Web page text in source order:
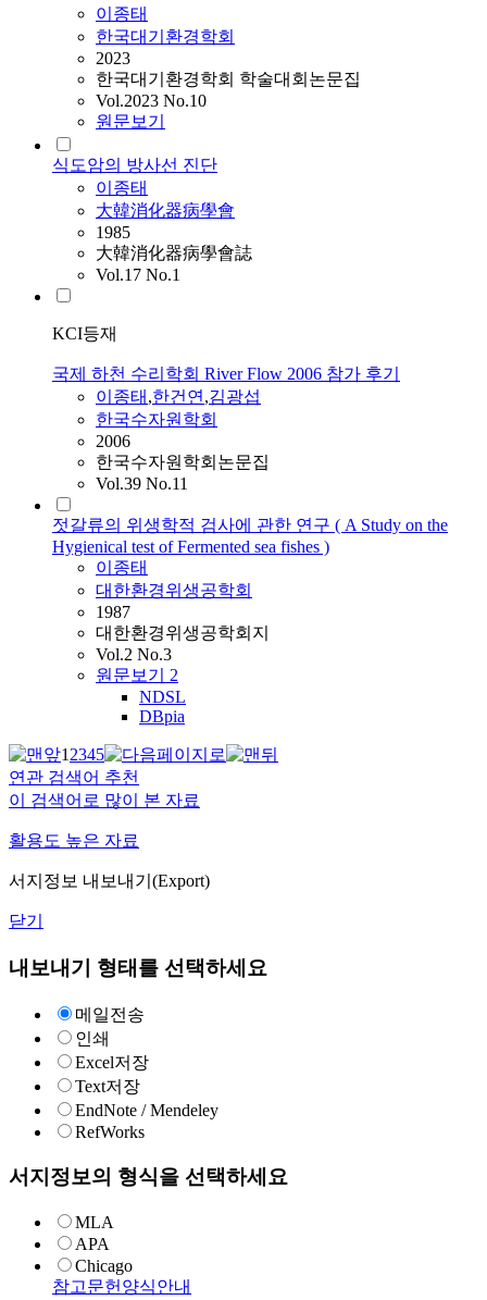
이종태
한국대기환경학회
2023
한국대기환경학회 학술대회논문집
Vol.2023 No.10
원문보기
식도암의 방사선 진단
이종태
大韓消化器病學會
1985
大韓消化器病學會誌
Vol.17 No.1
KCI등재
국제 하천 수리학회 River Flow 2006 참가 후기
이종태 ,한건연,김광섭
한국수자원학회
2006
한국수자원학회논문집
Vol.39 No.11
젓갈류의 위생학적 검사에 관한 연구 ( A Study on the
Hygienical test of Fermented sea fishes )
이종태
대한환경위생공학회
1987
대한환경위생공학회지
Vol.2 No.3
원문보기 2
NDSL
DBpia
12345
연관 검색어 추천
이 검색어로 많이 본 자료
활용도 높은 자료
서지정보 내보내기(Export)
닫기
내보내기 형태를 선택하세요
메일전송
인쇄
Excel저장
Text저장
EndNote / Mendeley
RefWorks
서지정보의 형식을 선택하세요
MLA
APA
Chicago
참고문헌양식안내